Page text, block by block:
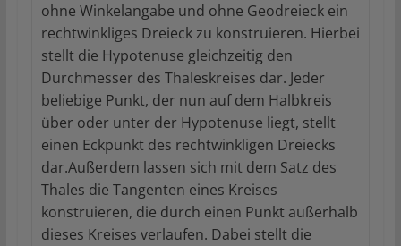
ohne Winkelangabe und ohne Geodreieck ein
rechtwinkliges Dreieck zu konstruieren. Hierbei
stellt die Hypotenuse gleichzeitig den
Durchmesser des Thaleskreises dar. Jeder
beliebige Punkt, der nun auf dem Halbkreis
über oder unter der Hypotenuse liegt, stellt
einen Eckpunkt des rechtwinkligen Dreiecks
dar.Außerdem lassen sich mit dem Satz des
Thales die Tangenten eines Kreises
konstruieren, die durch einen Punkt außerhalb
dieses Kreises verlaufen. Dabei stellt die